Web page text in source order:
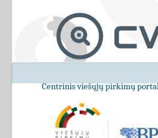
Centrinis viešųjų pirkimų